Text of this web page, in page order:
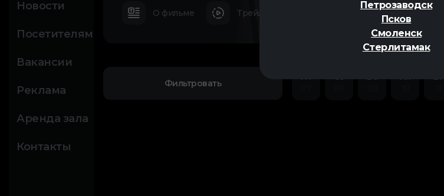
Петрозаводск
Псков
Смоленск
Стерлитамак
Новости
Посетителям
Вакансии
Реклама
Аренда зала
Контакты
О фильме Трейлер
Фильтровать
Пт
Сб
Вс
Пн
Вт